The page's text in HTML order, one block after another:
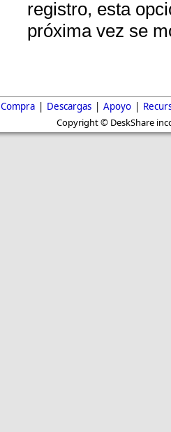
registro, esta
próxima vez se
Compra | Descargas | Apoyo |
Copyright © DeskShare